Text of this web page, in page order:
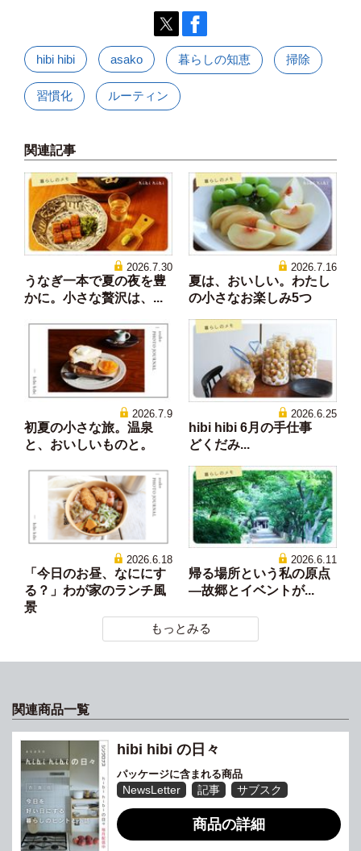
hibi hibi asako 暮らしの知恵 掃除
習慣化 ルーティン
関連記事
2026.7.30
うなぎ一本で夏の夜を豊
かに。小さな贅沢は、...
2026.7.16
夏は、おいしい。わたし
の小さなお楽しみ5つ
2026.7.9
初夏の小さな旅。温泉
と、おいしいものと。
2026.6.25
hibi hibi 6月の手仕事
どくだみ...
2026.6.18
「今日のお昼、なににす
る？」わが家のランチ風
景
2026.6.11
帰る場所という私の原点
―故郷とイベントが...
もっとみる
関連商品一覧
hibi hibi の日々
パッケージに含まれる商品
NewsLetter 記事 サブスク
商品の詳細